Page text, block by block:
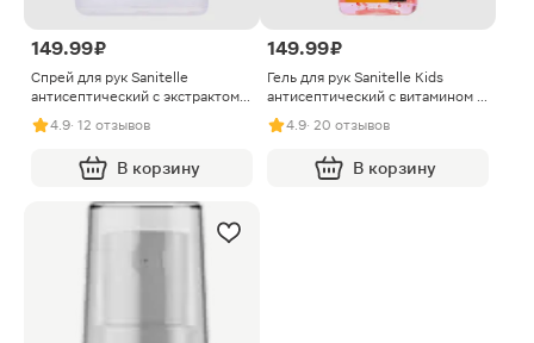
149.99 ₽
Спрей для рук Sanitelle
антисептический с экстрактом
хлопка 20мл
4.9· 12 отзывов
В корзину
149.99 ₽
Гель для рук Sanitelle Kids
антисептический с витамином Е
и экстрактом алоэ вера 60мл
4.9· 20 отзывов
В корзину